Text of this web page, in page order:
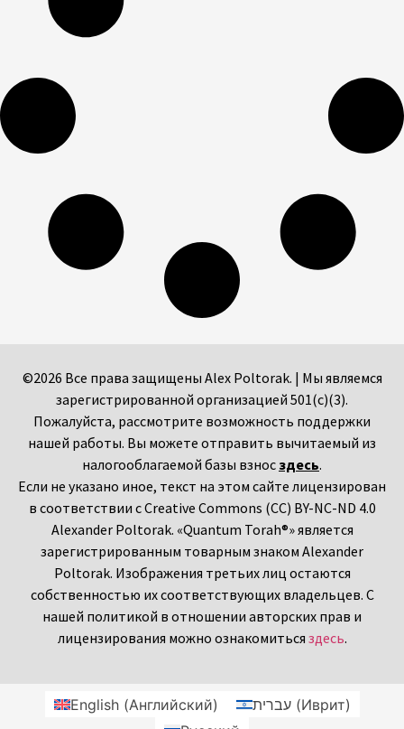
©2026 Все права защищены Alex Poltorak. | Мы являемся
зарегистрированной организацией 501(c)(3).
Пожалуйста, рассмотрите возможность поддержки
нашей работы. Вы можете отправить вычитаемый из
налогооблагаемой базы взнос здесь.
Если не указано иное, текст на этом сайте лицензирован
в соответствии с Creative Commons (CC) BY-NC-ND 4.0
Alexander Poltorak. «Quantum Torah®» является
зарегистрированным товарным знаком Alexander
Poltorak. Изображения третьих лиц остаются
собственностью их соответствующих владельцев. С
нашей политикой в отношении авторских прав и
лицензирования можно ознакомиться здесь.
English(Английский) עברית(Иврит)